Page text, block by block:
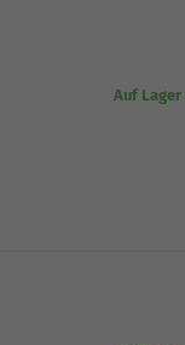
Auf Lager